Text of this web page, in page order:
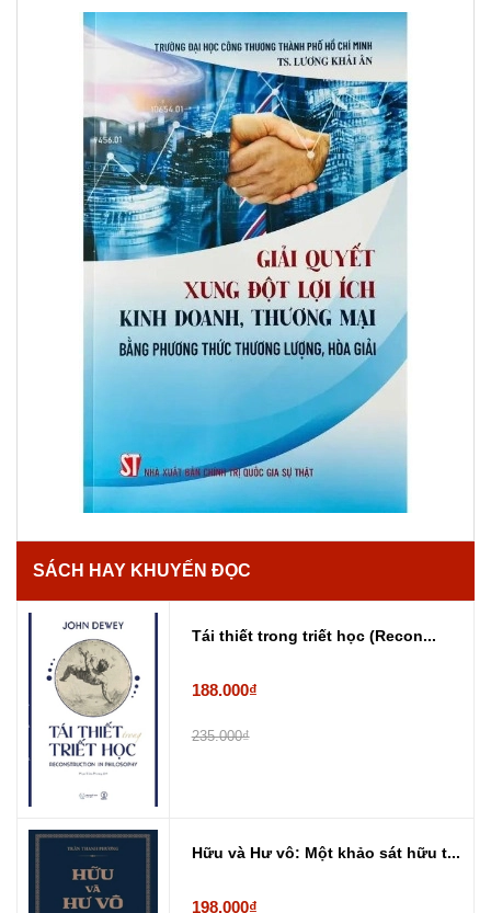
SÁCH HAY KHUYẾN ĐỌC
Tái thiết trong triết học (Recon...
188.000₫
235.000₫
Hữu và Hư vô: Một khảo sát hữu t...
198.000₫